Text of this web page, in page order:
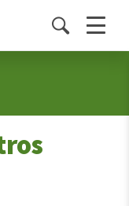
ToggleMenu